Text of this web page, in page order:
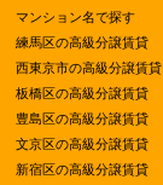
マンション名で探す
練馬区の高級分譲賃貸
西東京市の高級分譲賃貸
板橋区の高級分譲賃貸
豊島区の高級分譲賃貸
文京区の高級分譲賃貸
新宿区の高級分譲賃貸